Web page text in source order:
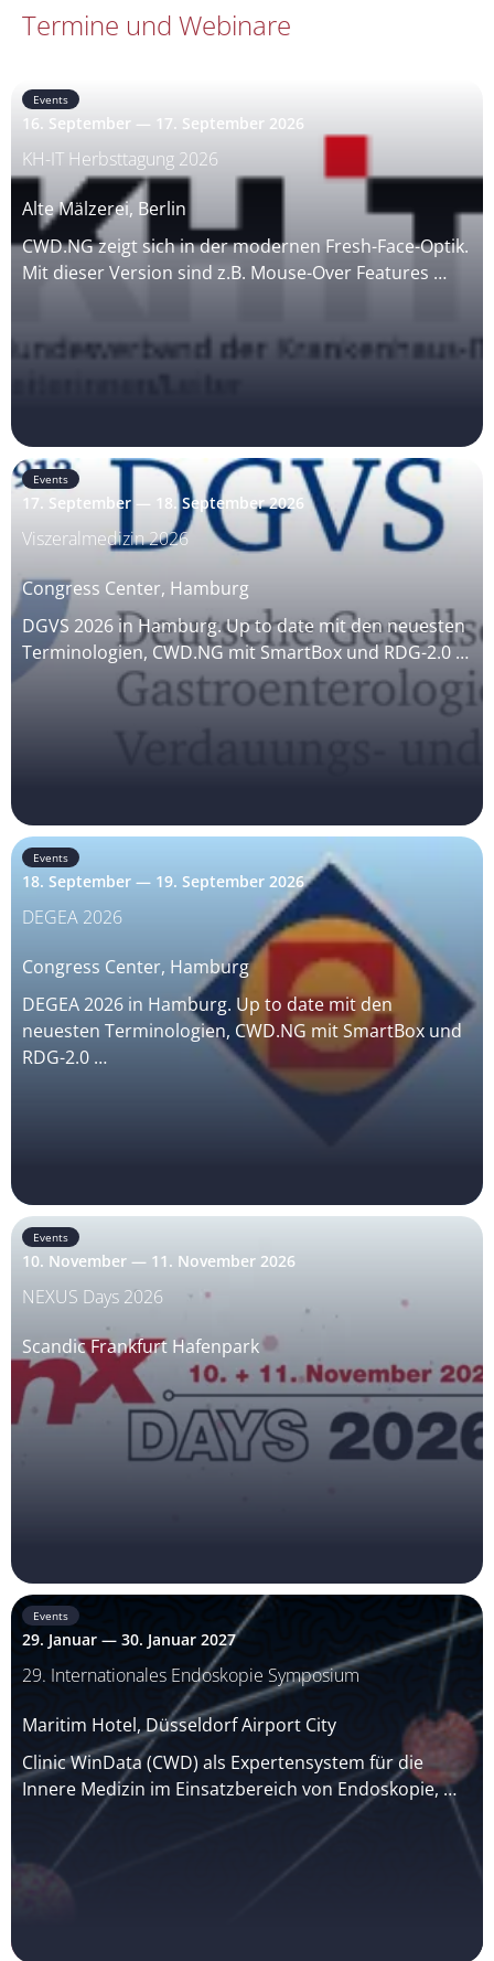
Termine und Webinare
Events
16. September — 17. September 2026
KH-IT Herbsttagung 2026
Alte Mälzerei, Berlin
CWD.NG zeigt sich in der modernen Fresh-Face-Optik.
Mit dieser Version sind z.B. Mouse-Over Features …
Events
17. September — 18. September 2026
Viszeralmedizin 2026
Congress Center, Hamburg
DGVS 2026 in Hamburg. Up to date mit den neuesten
Terminologien, CWD.NG mit SmartBox und RDG-2.0 …
Events
18. September — 19. September 2026
DEGEA 2026
Congress Center, Hamburg
DEGEA 2026 in Hamburg. Up to date mit den
neuesten Terminologien, CWD.NG mit SmartBox und
RDG-2.0 …
Events
10. November — 11. November 2026
NEXUS Days 2026
Scandic Frankfurt Hafenpark
Events
29. Januar — 30. Januar 2027
29. Internationales Endoskopie Symposium
Maritim Hotel, Düsseldorf Airport City
Clinic WinData (CWD) als Expertensystem für die
Innere Medizin im Einsatzbereich von Endoskopie, …